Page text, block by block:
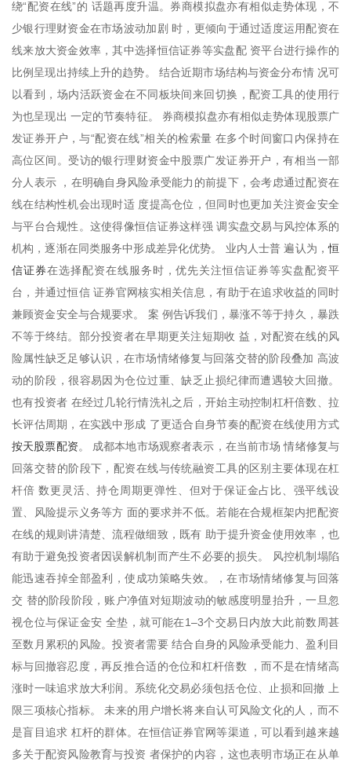
绕“配资在线”的 话题再度升温。券商模拟盘亦有相似走势体现，不
少银行理财资金在市场波动加剧 时，更倾向于通过适度运用配资在
线来放大资金效率，其中选择恒信证券等实盘配 资平台进行操作的
比例呈现出持续上升的趋势。 结合近期市场结构与资金分布情 况可
以看到，场内活跃资金在不同板块间来回切换，配资工具的使用行
为也呈现出 一定的节奏特征。 券商模拟盘亦有相似走势体现股票广
发证券开户，与“配资在线”相关的检索量 在多个时间窗口内保持在
高位区间。受访的银行理财资金中股票广发证券开户，有相当一部
分人表示 ，在明确自身风险承受能力的前提下，会考虑通过配资在
线在结构性机会出现时适 度提高仓位，但同时也更加关注资金安全
与平台合规性。这使得像恒信证券这样强 调实盘交易与风控体系的
机构，逐渐在同类服务中形成差异化优势。 业内人士普 遍认为，恒
信证券在选择配资在线服务时，优先关注恒信证券等实盘配资平
台，并通过恒信 证券官网核实相关信息，有助于在追求收益的同时
兼顾资金安全与合规要求。 案 例告诉我们，暴涨不等于持久，暴跌
不等于终结。部分投资者在早期更关注短期收 益，对配资在线的风
险属性缺乏足够认识，在市场情绪修复与回落交替的阶段叠加 高波
动的阶段，很容易因为仓位过重、缺乏止损纪律而遭遇较大回撤。
也有投资者 在经过几轮行情洗礼之后，开始主动控制杠杆倍数、拉
长评估周期，在实践中形成 了更适合自身节奏的配资在线使用方式
按天股票配资。 成都本地市场观察者表示，在当前市场 情绪修复与
回落交替的阶段下，配资在线与传统融资工具的区别主要体现在杠
杆倍 数更灵活、持仓周期更弹性、但对于保证金占比、强平线设
置、风险提示义务等方 面的要求并不低。若能在合规框架内把配资
在线的规则讲清楚、流程做细致，既有 助于提升资金使用效率，也
有助于避免投资者因误解机制而产生不必要的损失。 风控机制塌陷
能迅速吞掉全部盈利，使成功策略失效。，在市场情绪修复与回落
交 替的阶段阶段，账户净值对短期波动的敏感度明显抬升，一旦忽
视仓位与保证金安 全垫，就可能在1–3个交易日内放大此前数周甚
至数月累积的风险。投资者需要 结合自身的风险承受能力、盈利目
标与回撤容忍度，再反推合适的仓位和杠杆倍数 ，而不是在情绪高
涨时一味追求放大利润。系统化交易必须包括仓位、止损和回撤 上
限三项核心指标。 未来的用户增长将来自认可风险文化的人，而不
是盲目追求 杠杆的群体。在恒信证券官网等渠道，可以看到越来越
多关于配资风险教育与投资 者保护的内容，这也表明市场正在从单